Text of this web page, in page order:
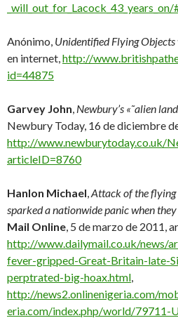
_will_out_for_Lacock_43_years_on/
Anónimo, Unidentified Flying
en internet,http://
id=44875
Garvey John, Newbury’s «˜alien
Newbury Today, 16 de diciembre
http://www.newburytoday.co.uk/
articleID=8760
Hanlon Michael,Attack of the flying
sparked a nationwide panic when
Mail Online, 5 de marzo de 2011,
http://www.dailymail.co.uk/news/
fever-gripped-Great-Britain-late-
perptrated-big-hoax.html,
http://news2.onlinenigeria.com/
eria.com/index.php/world/79711-